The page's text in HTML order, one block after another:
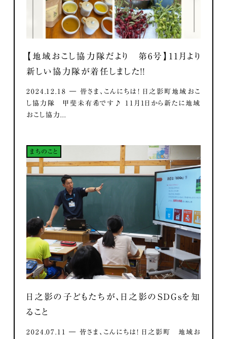
【地域おこし協力隊だより 第6号】11月より
新しい協力隊が着任しました！！
2024.12.18 ― 皆さま、こんにちは！ 日之影町地域おこ
し協力隊 甲斐未有希です♪ 11月1日から新たに地域
おこし協力...
まちのこと
日之影の子どもたちが、日之影のSDGsを知
ること
2024.07.11 ― 皆さま、こんにちは！ 日之影町 地域お